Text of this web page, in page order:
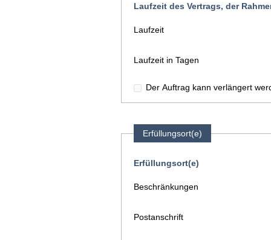
Laufzeit des Vertrags, der
Laufzeit
Laufzeit in Tagen
Der Auftrag kann verlängert
Erfüllungsort(e)
Erfüllungsort(e)
Beschränkungen
Postanschrift